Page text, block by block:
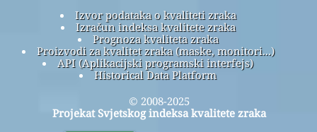
Izvor podataka o kvaliteti zraka
Izračun indeksa kvalitete zraka
Prognoza kvaliteta zraka
Proizvodi za kvalitet zraka (maske, monitori...)
API (Aplikacijski programski interfejs)
Historical Data Platform
© 2008-2025
Projekat Svjetskog indeksa kvalitete zraka